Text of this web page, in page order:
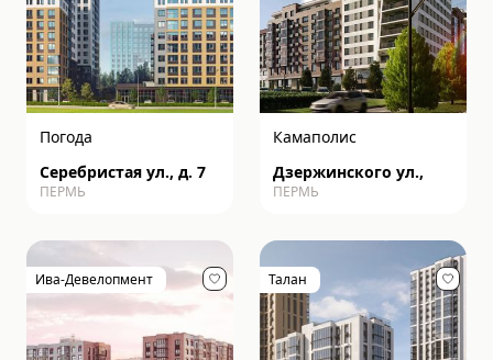
Погода
Серебристая ул., д. 7
ПЕРМЬ
Камаполис
Дзержинского ул.,
ПЕРМЬ
Ива-Девелопмент Талан